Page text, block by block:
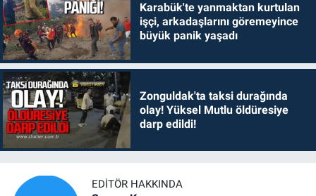
Karabük'te yanmaktan kurtulan
işçi, arkadaşlarını göremeyince
büyük panik yaşadı
Zonguldak'ta taksi durağında
olay! Yüksel Mutlu öldüresiye
darp edildi!
EDITÖR HAKKINDA